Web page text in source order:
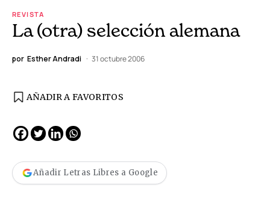
REVISTA
La (otra) selección alemana
por Esther Andradi 31 octubre 2006
AÑADIR A FAVORITOS
Añadir Letras Libres a Google